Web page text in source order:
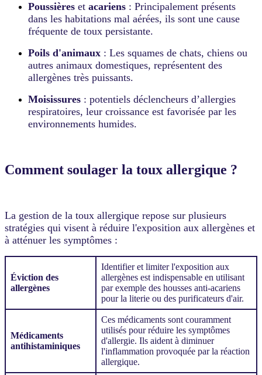
Poussières et acariens : Principalement présents
dans les habitations mal aérées, ils sont une cause
fréquente de toux persistante.
Poils d'animaux : Les squames de chats, chiens ou
autres animaux domestiques, représentent des
allergènes très puissants.
Moisissures : potentiels déclencheurs d’allergies
respiratoires, leur croissance est favorisée par les
environnements humides.
Comment soulager la toux allergique ?
La gestion de la toux allergique repose sur plusieurs
stratégies qui visent à réduire l'exposition aux allergènes et
à atténuer les symptômes :
Éviction des
allergènes
Identifier et limiter l'exposition aux
allergènes est indispensable en utilisant
par exemple des housses anti-acariens
pour la literie ou des purificateurs d'air.
Médicaments
antihistaminiques
Ces médicaments sont couramment
utilisés pour réduire les symptômes
d'allergie. Ils aident à diminuer
l'inflammation provoquée par la réaction
allergique.